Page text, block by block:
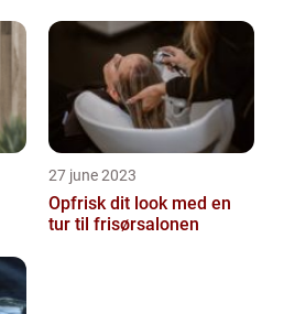
27 june 2023
Opfrisk dit look med en
tur til frisørsalonen